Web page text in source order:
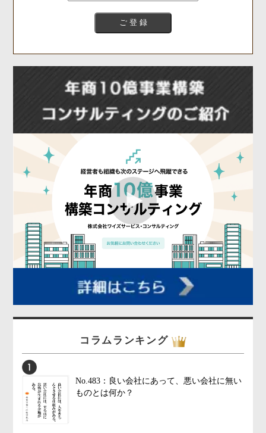
コラムランキング
No.483：良い会社にあって、悪い会社に無い
ものとは何か？